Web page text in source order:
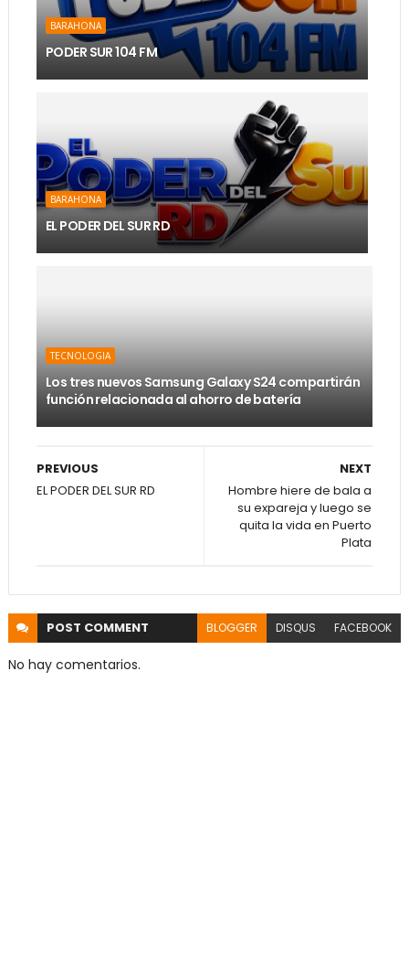
BARAHONA
PODER SUR 104 FM
BARAHONA
EL PODER DEL SUR RD
TECNOLOGIA
Los tres nuevos Samsung Galaxy S24 compartirán
función relacionada al ahorro de batería
NEXT
Hombre hiere de bala a
su expareja y luego se
quita la vida en Puerto
Plata
PREVIOUS
EL PODER DEL SUR RD
POST COMMENT BLOGGER DISQUS FACEBOOK
No hay comentarios.